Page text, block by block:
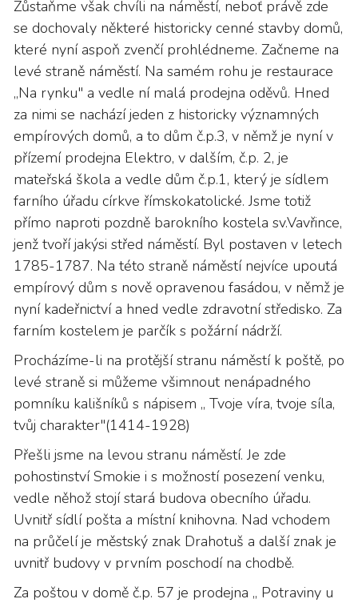
Zůstaňme však chvíli na náměstí, neboť právě zde
se dochovaly některé historicky cenné stavby domů,
které nyní aspoň zvenčí prohlédneme. Začneme na
levé straně náměstí. Na samém rohu je restaurace
„Na rynku" a vedle ní malá prodejna oděvů. Hned
za nimi se nachází jeden z historicky významných
empírových domů, a to dům č.p.3, v němž je nyní v
přízemí prodejna Elektro, v dalším, č.p. 2, je
mateřská škola a vedle dům č.p.1, který je sídlem
farního úřadu církve římskokatolické. Jsme totiž
přímo naproti pozdně barokního kostela sv.Vavřince,
jenž tvoří jakýsi střed náměstí. Byl postaven v letech
1785-1787. Na této straně náměstí nejvíce upoutá
empírový dům s nově opravenou fasádou, v němž je
nyní kadeřnictví a hned vedle zdravotní středisko. Za
farním kostelem je parčík s požární nádrží.
Procházíme-li na protější stranu náměstí k poště, po
levé straně si můžeme všimnout nenápadného
pomníku kališníků s nápisem „ Tvoje víra, tvoje síla,
tvůj charakter"(1414-1928)
Přešli jsme na levou stranu náměstí. Je zde
pohostinství Smokie i s možností posezení venku,
vedle něhož stojí stará budova obecního úřadu.
Uvnitř sídlí pošta a místní knihovna. Nad vchodem
na průčelí je městský znak Drahotuš a další znak je
uvnitř budovy v prvním poschodí na chodbě.
Za poštou v domě č.p. 57 je prodejna „ Potraviny u